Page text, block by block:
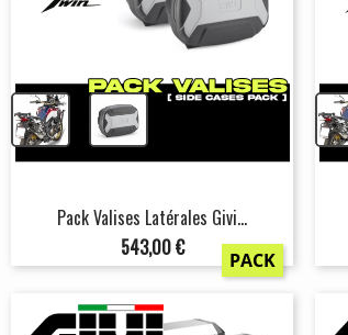
Pack Valises Latérales Givi...
Prix
543,00 € PACK